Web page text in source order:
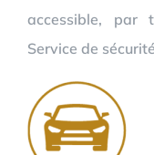
accessible, par
Service de